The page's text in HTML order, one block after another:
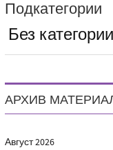
Подкатегории
Без категории
АРХИВ
Август2026